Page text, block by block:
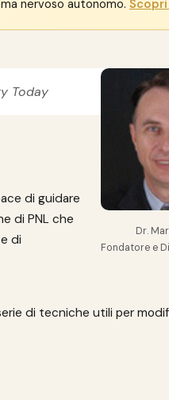
nervoso autonomo.
Dr.
Fondatore e
Today
di guidare
di PNL che
di
di tecniche utili per